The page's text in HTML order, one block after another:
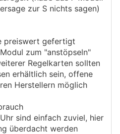
zur S nichts sagen)
preiswert gefertigt
zum "anstöpseln"
Regelkarten sollten
erhältlich sein, offene
Herstellern möglich
sind einfach zuviel, hier
überdacht werden